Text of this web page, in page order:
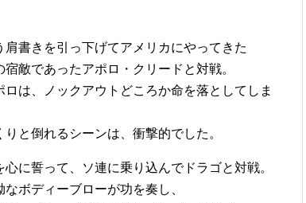
書きを引っ下げてアメリカにやってきた
敵であったアポロ・クリードと対戦。
は、ノックアウトどころか命を落としてしま
と倒れるシーンは、衝撃的でした。
に誓って、ソ連に乗り込んでドラゴと対戦。
ボディーブローが功を奏し、